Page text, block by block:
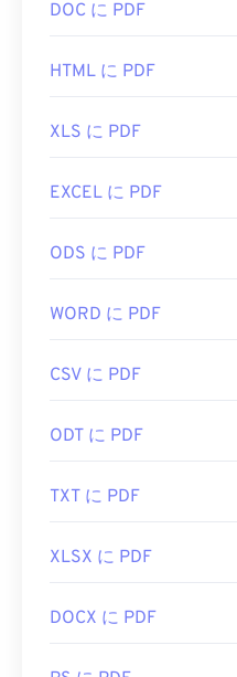
K25を変換するには、
Linux/Unixオペレーテ
BatchPhotoを使用して
開発元：コダック
初回リリース:1996年
PDFファイルを開く必
AdobeはPDF標準を開
いなく最も
人気のある
ない、あるいは使いた
す。
はPDFファイル自体を
ン上のPDFリンクをク
もう少し高度な機能が
MuPDFを
強くお勧め
初回リリース:
1993年6
https://
adobe/about-adobe-
DOC に PDF
HTML に PDF
XLS に PDF
EXCEL に PDF
ODS に PDF
WORD に PDF
CSV に PDF
ODT に PDF
TXT に PDF
XLSX に PDF
DOCX に PDF